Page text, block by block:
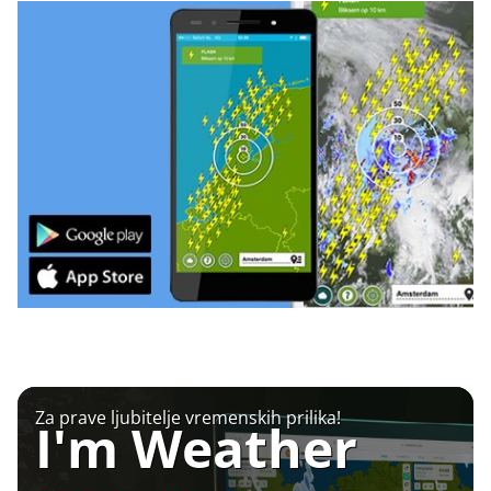
Za prave ljubitelje vremenskih prilika!
I'm Weather